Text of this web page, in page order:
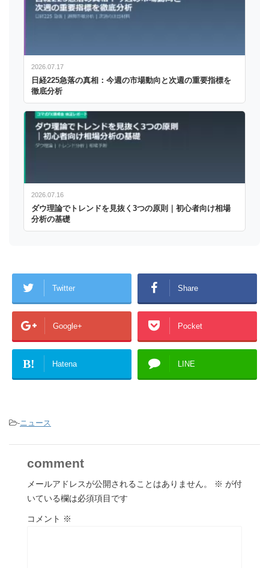
2026.07.17
日経225急落の真相：今週の市場動向と次週の重要指標を
徹底分析
2026.07.16
ダウ理論でトレンドを見抜く3つの原則｜初心者向け相場
分析の基礎
Twitter Share
Google+ Pocket
B! Hatena LINE
-ニュース
comment
メールアドレスが公開されることはありません。 ※ が付
いている欄は必須項目です
コメント ※